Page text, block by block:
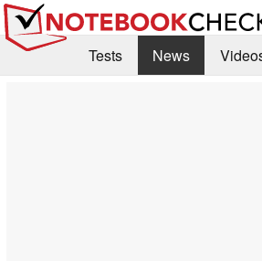
Tests News